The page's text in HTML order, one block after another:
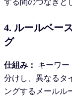
4. ルールベー
グ
仕組み：
キーワー
分けし、異なるタ
ングするメールル